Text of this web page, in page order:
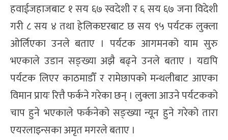
हवाईजहाजबाट १ सय ६७ स्वदेशी र ६ सय ६७ जना विदेशी
गरी ८ सय ४ तथा हेलिकप्टरबाट छ सय ९५ पर्यटक लुक्ला
ओर्लिएका उनले बताए । पर्यटक आगमनको याम सुरु
भएकाले उडान सङ्ख्या अझै बढ्ने उनले बताए । यद्यपि
पर्यटक लिएर काठमाडौँ र रामेछापको मन्थलीबाट आएका
विमान प्रायः रित्तै फर्कने गरेका छन् । लुक्ला आउने पर्यटकको
चाप हुने भएकाले फर्कनेको सङ्ख्या न्यून हुने गरेको तारा
एयरलाइन्सका अमृत मगरले बताए ।